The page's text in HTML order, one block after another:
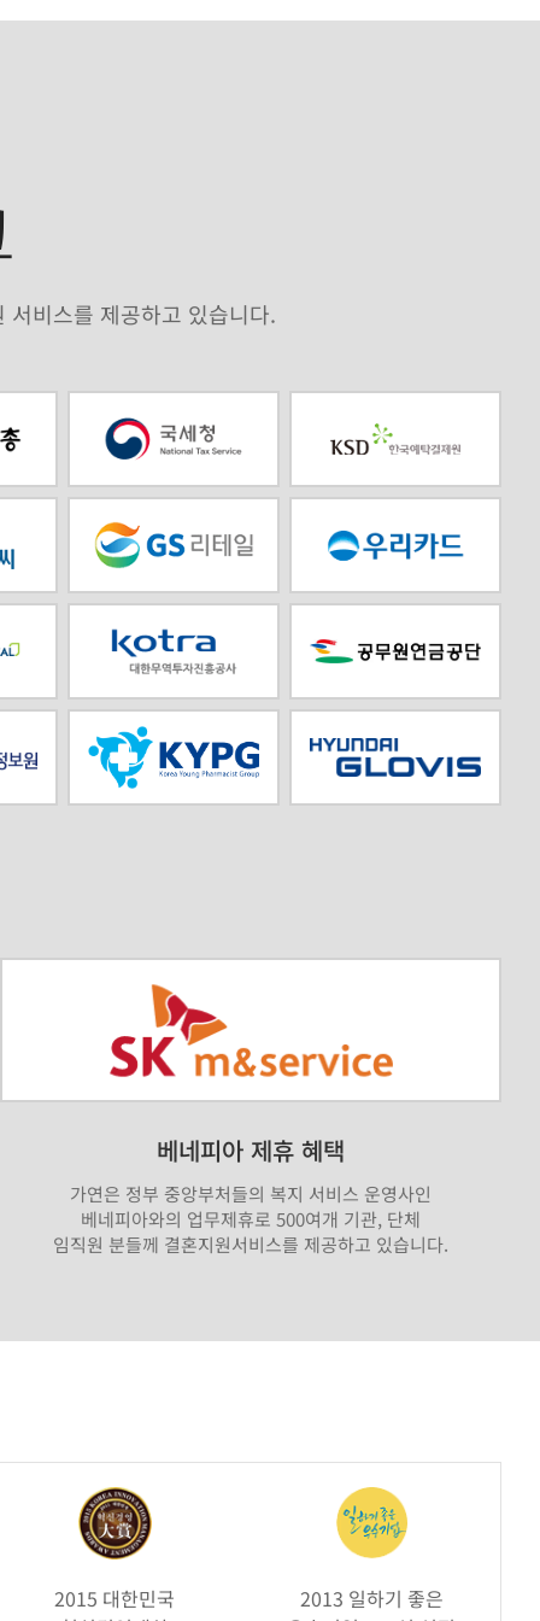
비스를 제공하고 있습니다.
베네피아 제휴 혜택
가연은 정부 중앙부처들의 복지 서비스 운영사인
베네피아와의 업무제휴로 500여개 기관, 단체
임직원 분들께 결혼지원서비스를 제공하고 있습니다.
2015 대한민국
2013 일하기 좋은